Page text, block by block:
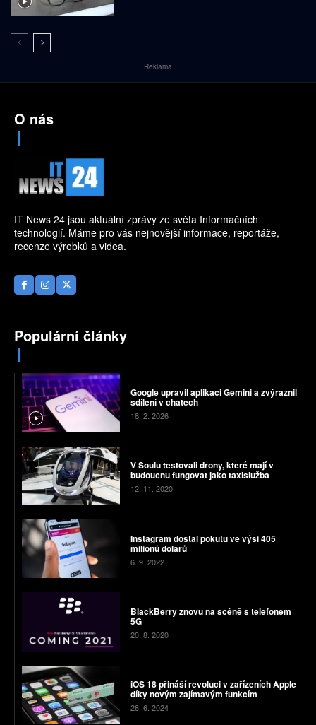
Reklama
O nás
IT News 24 jsou aktuální zprávy ze světa Informačních
technologií. Máme pro vás nejnovější informace, reportáže,
recenze výrobků a videa.
Populární články
Google upravil aplikaci Gemini a zvýraznil
sdílení v chatech
18. 2. 2026
V Soulu testovali drony, které mají v
budoucnu fungovat jako taxislužba
12. 11. 2020
Instagram dostal pokutu ve výši 405
milionů dolarů
6. 9. 2022
BlackBerry znovu na scéně s telefonem
5G
20. 8. 2020
iOS 18 přináší revoluci v zařízeních Apple
díky novým zajímavým funkcím
28. 6. 2024